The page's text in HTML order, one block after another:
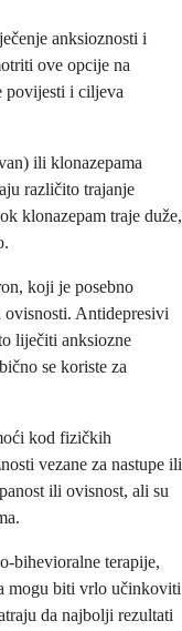
anksioznosti i
ove opcije na
povijesti i ciljeva
ili klonazepama
različito trajanje
klonazepam traje duže,
koji je posebno
Antidepresivi
liječiti anksiozne
se koriste za
kod fizičkih
vezane za nastupe ili
ili ovisnost, ali su
bihevioralne terapije,
mogu biti vrlo učinkoviti
da najbolji rezultati